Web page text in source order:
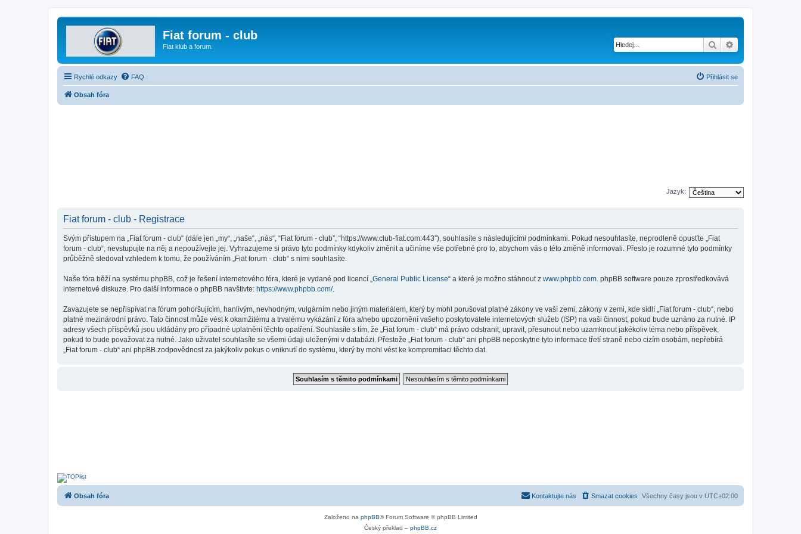
Fiat forum - club
Fiat klub a forum. Hledat
Rychlé odkazy FAQ Přihlásit se
Obsah fóra
Jazyk:
Fiat forum - club - Registrace
Svým přístupem na „Fiat forum - club“ (dále jen „my“, „naše“, „nás“, “Fiat forum - club”, “https://www.club-fiat.com:443”), souhlasíte s následujícími podmínkami. Pokud nesouhlasíte, neprodleně opusťte „Fiat
forum - club“, nevstupujte na něj a nepoužívejte jej. Vyhrazujeme si právo tyto podmínky kdykoliv změnit a učiníme vše potřebné pro to, abychom vás o této změně informovali. Přesto je rozumné tyto podmínky
průběžně sledovat vzhledem k tomu, že používáním „Fiat forum - club“ s nimi souhlasíte.
Naše fóra běží na systému phpBB, což je řešení internetového fóra, které je vydané pod licencí „General Public License“ a které je možno stáhnout z www.phpbb.com. phpBB software pouze zprostředkovává
internetové diskuze. Pro další informace o phpBB navštivte: https://www.phpbb.com/.
Zavazujete se nepřispívat na fórum pohoršujícím, hanlivým, nevhodným, vulgárním nebo jiným materiálem, který by mohl porušovat platné zákony ve vaší zemi, zákony v zemi, kde sídlí „Fiat forum - club“, nebo
platné mezinárodní právo. Tato činnost může vést k okamžitému a trvalému vykázání z fóra a/nebo upozornění vašeho poskytovatele internetových služeb (ISP) na vaši činnost, pokud bude uznáno za nutné. IP
adresy všech příspěvků jsou ukládány pro případné uplatnění těchto opatření. Souhlasíte s tím, že „Fiat forum - club“ má právo odstranit, upravit, přesunout nebo uzamknout jakékoliv téma nebo příspěvek,
pokud to bude považovat za nutné. Jako uživatel souhlasíte se všemi údaji uloženými v databázi. Přestože „Fiat forum - club“ ani phpBB neposkytne tyto informace třetí straně nebo cizím osobám, nepřebírá
„Fiat forum - club“ ani phpBB zodpovědnost za jakýkoliv pokus o vniknutí do systému, který by mohl vést ke kompromitaci těchto dat.
Obsah fóra Všechny časy jsou v UTC+02:00
Smazat cookies
Kontaktujte nás
Založeno na phpBB® Forum Software © phpBB Limited
Český překlad – phpBB.cz